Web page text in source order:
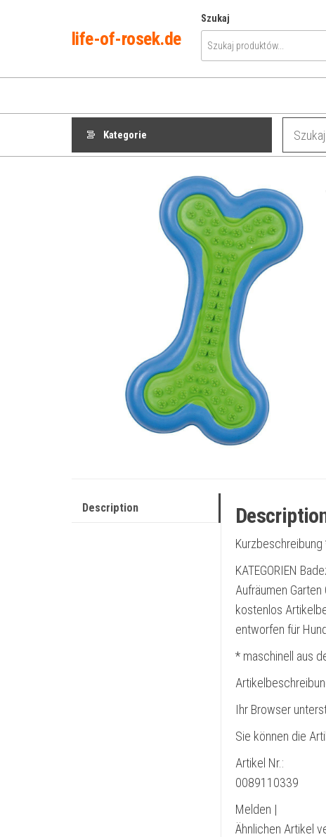
life-of-rosek.de
Szukaj
Kategorie
Description
Kurzbeschreibung
KATEGORIEN
Aufräumen
kostenlos
entworfen für
* maschinell aus
Ihr Browser
Sie können die
Artikel Nr.:
0089110339
Melden |
Ähnlichen Artikel